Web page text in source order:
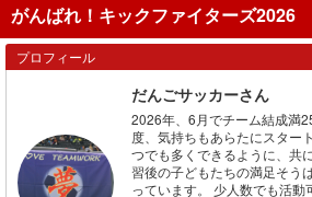
がんばれ！キックファイターズ2026
プロフィール
だんごサッカーさん
2026年、6月でチーム結成満
度、気持ちもあらたにスター
つでも多くできるように、共
習後の子どもたちの満足そう
っています。 少人数でも活